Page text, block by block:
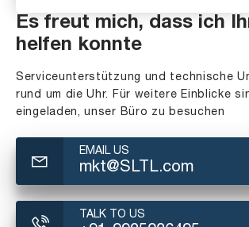
Es freut mich, dass ich
helfen konnte
Serviceunterstützung und technische
rund um die Uhr. Für weitere Einblicke
eingeladen, unser Büro zu besuchen
EMAIL US
mkt@SLTL.com
TALK TO US